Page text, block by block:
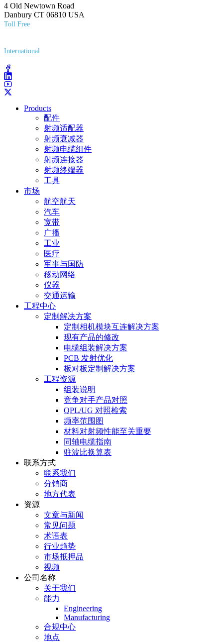
4 Old Newtown Road
Danbury CT 06810 USA
Toll Free
International
Products
配件
射频适配器
射频衰减器
射频电缆组件
射频连接器
射频终端器
工具
市场
航空航天
汽车
宽带
广播
工业
医疗
军事与国防
移动网络
仪器
交通运输
工程中心
定制解决方案
定制相机模块互连解决方案
现有产品的修改
电缆组装解决方案
PCB 发射优化
板对板定制解决方案
工程资源
组装说明
竞争对手产品对照
QPL/UG 对照检索
频率范围图
材料对射频性能至关重要
同轴电缆指南
驻波比换算表
联系方式
联系我们
分销商
地方代表
资源
文章与新闻
常见问题
术语表
行业趋势
市场抵押品
视频
公司名称
关于我们
能力
Engineering
Manufacturing
合规中心
地点